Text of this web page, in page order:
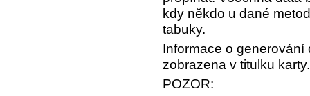
kdy někdo u dané
tabuky.
Informace o generování
zobrazena v titulku karty.
POZOR: